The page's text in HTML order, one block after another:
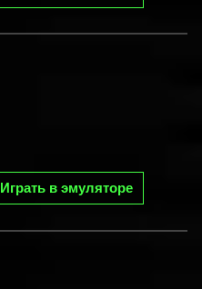
Играть в эмуляторе